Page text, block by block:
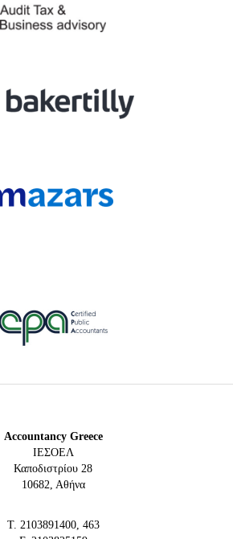
Accountancy Greece
IEΣΟΕΛ
Καποδιστρίου 28
10682, Αθήνα
Τ. 2103891400, 463